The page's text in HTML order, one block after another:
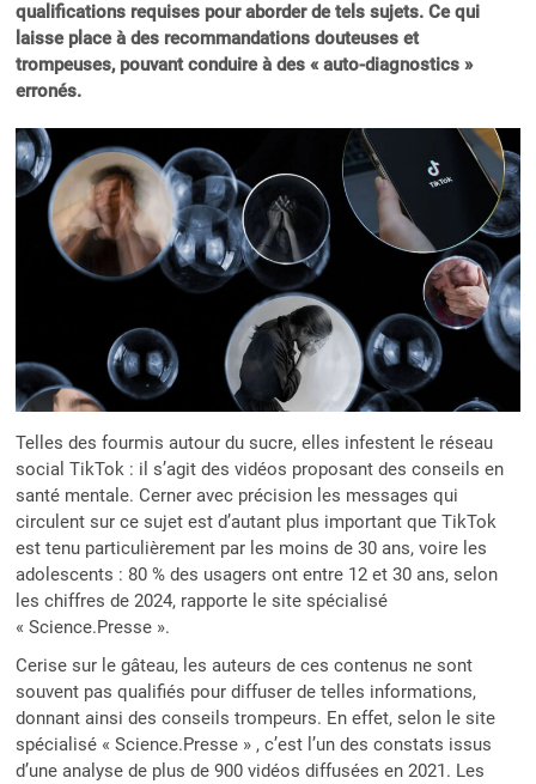
qualifications requises pour aborder de tels sujets. Ce qui
laisse place à des recommandations douteuses et
trompeuses, pouvant conduire à des « auto-diagnostics »
erronés.
Telles des fourmis autour du sucre, elles infestent le réseau
social TikTok : il s’agit des vidéos proposant des conseils en
santé mentale. Cerner avec précision les messages qui
circulent sur ce sujet est d’autant plus important que TikTok
est tenu particulièrement par les moins de 30 ans, voire les
adolescents : 80 % des usagers ont entre 12 et 30 ans, selon
les chiffres de 2024, rapporte le site spécialisé
« Science.Presse ».
Cerise sur le gâteau, les auteurs de ces contenus ne sont
souvent pas qualifiés pour diffuser de telles informations,
donnant ainsi des conseils trompeurs. En effet, selon le site
spécialisé « Science.Presse » , c’est l’un des constats issus
d’une analyse de plus de 900 vidéos diffusées en 2021. Les